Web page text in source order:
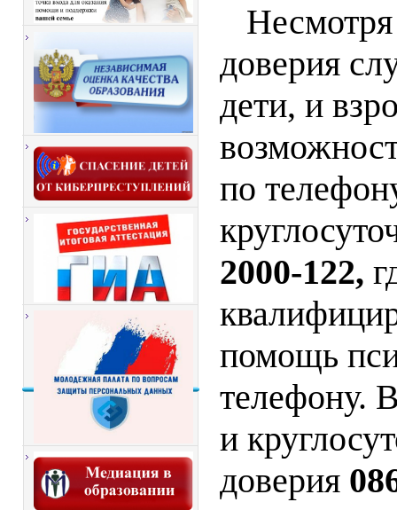
доверия
дети, и
по
2000-122,
помощь
телефону.
и
доверия